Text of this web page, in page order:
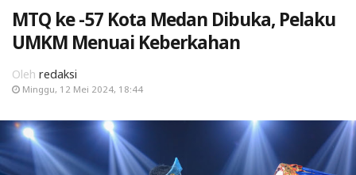
MTQ ke -57 Kota Medan Dibuka, Pelaku
UMKM Menuai Keberkahan
Oleh redaksi
Minggu, 12 Mei 2024, 18:44